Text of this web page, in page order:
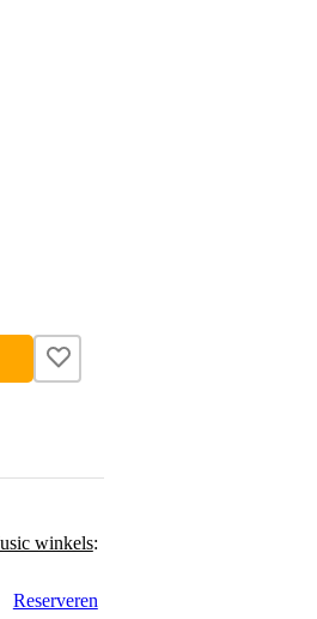
winkels:
Reserveren